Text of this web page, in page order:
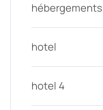
hébergements
hotel
hotel 4